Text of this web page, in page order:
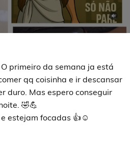
primeiro da semana ja está
qq coisinha e ir descansar
duro. Mas espero conseguir
🤣💪
estejam focadas 👍☺️